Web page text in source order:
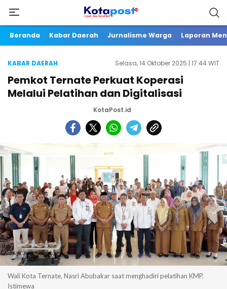
Beranda Kabar Daerah Jurnalisme Warga Laporan
KABAR DAERAH Selasa, 14 Oktober 2025 | 17:44 WIT
Pemkot Ternate Perkuat Koperasi
Melalui Pelatihan dan Digitalisasi
KotaPost.id
Wali Kota Ternate, Nasri Abubakar saat menghadiri pelatihan KMP.
Istimewa